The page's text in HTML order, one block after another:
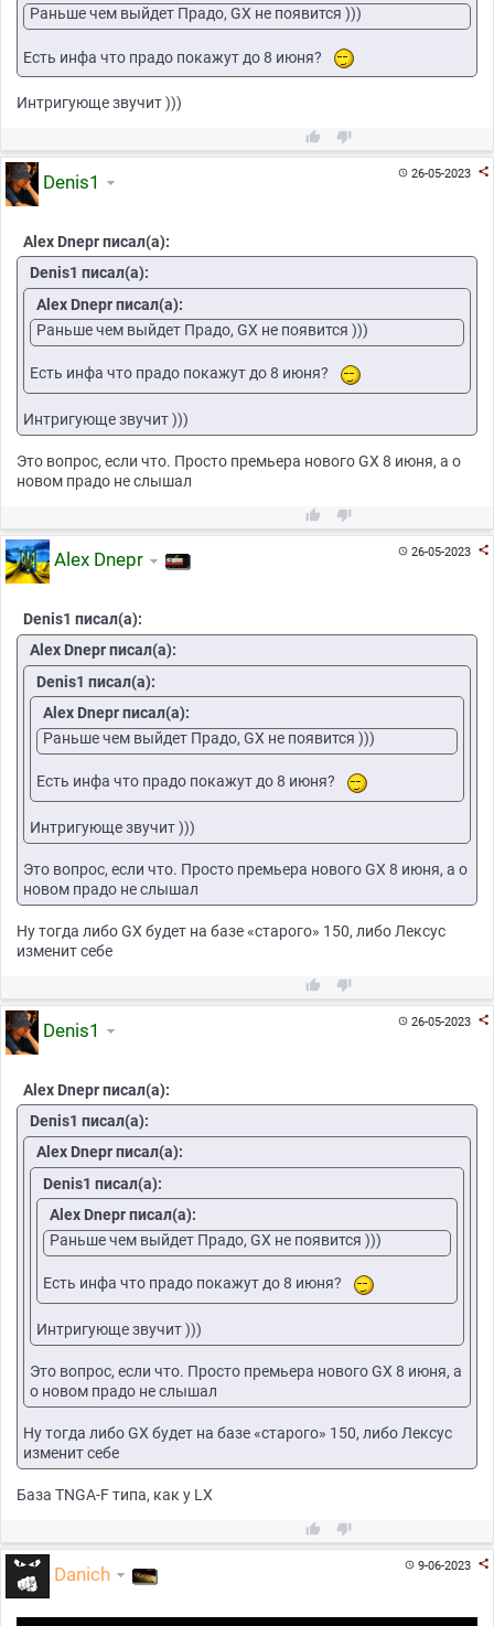
Раньше чем выйдет Прадо, GX не появится )))
Есть инфа что прадо покажут до 8 июня?
Интригующе звучит )))
 
26-05-2023 
Denis1
Alex Dnepr писал(а):
Denis1 писал(а):
Alex Dnepr писал(а):
Раньше чем выйдет Прадо, GX не появится )))
Есть инфа что прадо покажут до 8 июня?
Интригующе звучит )))
Это вопрос, если что. Просто премьера нового GX 8 июня, а о
новом прадо не слышал
 
26-05-2023 
Alex Dnepr
Denis1 писал(а):
Alex Dnepr писал(а):
Denis1 писал(а):
Alex Dnepr писал(а):
Раньше чем выйдет Прадо, GX не появится )))
Есть инфа что прадо покажут до 8 июня?
Интригующе звучит )))
Это вопрос, если что. Просто премьера нового GX 8 июня, а о
новом прадо не слышал
Ну тогда либо GX будет на базе «старого» 150, либо Лексус
изменит себе
 
26-05-2023 
Denis1
Alex Dnepr писал(а):
Denis1 писал(а):
Alex Dnepr писал(а):
Denis1 писал(а):
Alex Dnepr писал(а):
Раньше чем выйдет Прадо, GX не появится )))
Есть инфа что прадо покажут до 8 июня?
Интригующе звучит )))
Это вопрос, если что. Просто премьера нового GX 8 июня, а
о новом прадо не слышал
Ну тогда либо GX будет на базе «старого» 150, либо Лексус
изменит себе
База TNGA-F типа, как у LX
 
9-06-2023 
Danich